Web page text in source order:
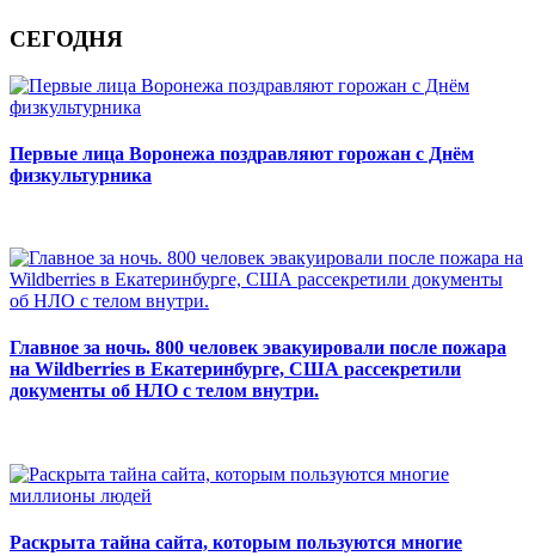
СЕГОДНЯ
Первые лица Воронежа поздравляют горожан с Днём
физкультурника
Главное за ночь. 800 человек эвакуировали после пожара
на Wildberries в Екатеринбурге, США рассекретили
документы об НЛО с телом внутри.
Раскрыта тайна сайта, которым пользуются многие